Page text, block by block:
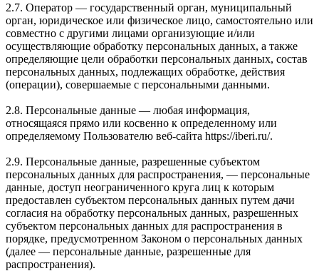
2.7. Оператор — государственный орган, муниципальный
орган, юридическое или физическое лицо, самостоятельно или
совместно с другими лицами организующие и/или
осуществляющие обработку персональных данных, а также
определяющие цели обработки персональных данных, состав
персональных данных, подлежащих обработке, действия
(операции), совершаемые с персональными данными.
2.8. Персональные данные — любая информация,
относящаяся прямо или косвенно к определенному или
определяемому Пользователю веб-сайта https://iberi.ru/.
2.9. Персональные данные, разрешенные субъектом
персональных данных для распространения, — персональные
данные, доступ неограниченного круга лиц к которым
предоставлен субъектом персональных данных путем дачи
согласия на обработку персональных данных, разрешенных
субъектом персональных данных для распространения в
порядке, предусмотренном Законом о персональных данных
(далее — персональные данные, разрешенные для
распространения).